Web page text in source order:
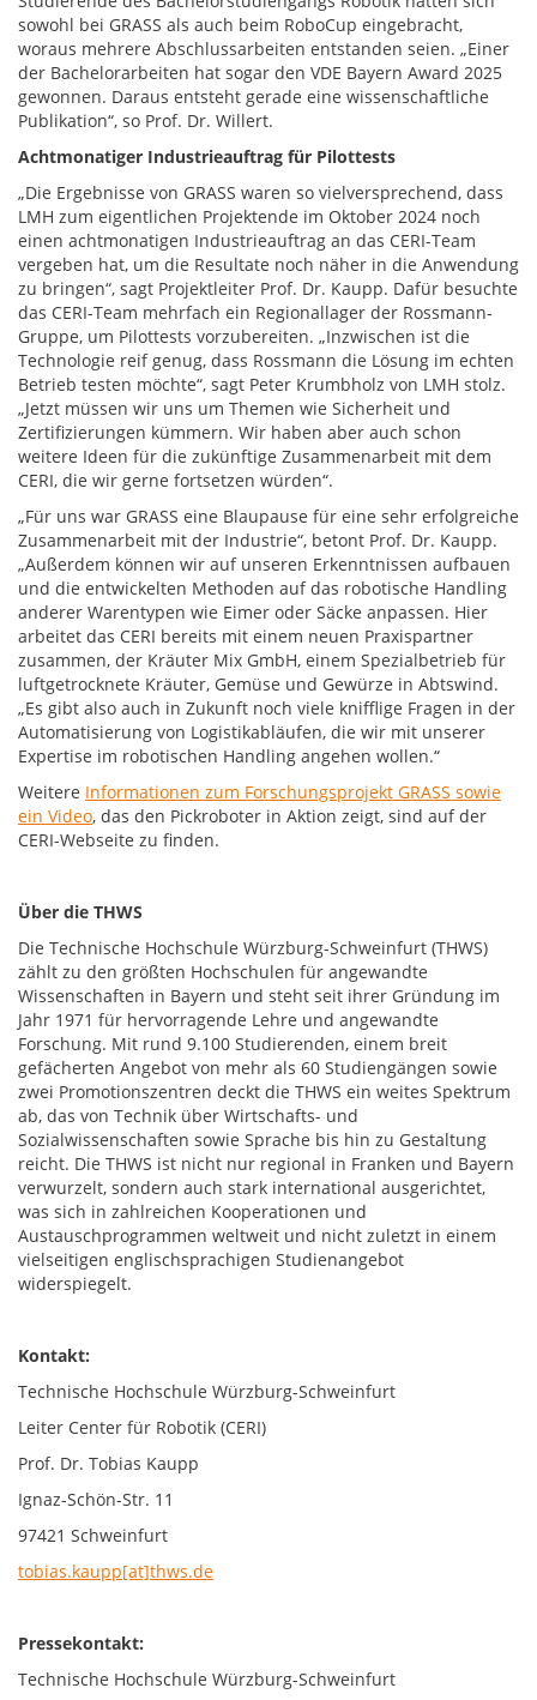
sowohl bei GRASS als auch beim RoboCup eingebracht,
woraus mehrere Abschlussarbeiten entstanden seien. „Einer
der Bachelorarbeiten hat sogar den VDE Bayern Award 2025
gewonnen. Daraus entsteht gerade eine wissenschaftliche
Publikation“, so Prof. Dr. Willert.
Achtmonatiger Industrieauftrag für Pilottests
„Die Ergebnisse von GRASS waren so vielversprechend, dass
LMH zum eigentlichen Projektende im Oktober 2024 noch
einen achtmonatigen Industrieauftrag an das CERI-Team
vergeben hat, um die Resultate noch näher in die Anwendung
zu bringen“, sagt Projektleiter Prof. Dr. Kaupp. Dafür besuchte
das CERI-Team mehrfach ein Regionallager der Rossmann-
Gruppe, um Pilottests vorzubereiten. „Inzwischen ist die
Technologie reif genug, dass Rossmann die Lösung im echten
Betrieb testen möchte“, sagt Peter Krumbholz von LMH stolz.
„Jetzt müssen wir uns um Themen wie Sicherheit und
Zertifizierungen kümmern. Wir haben aber auch schon
weitere Ideen für die zukünftige Zusammenarbeit mit dem
CERI, die wir gerne fortsetzen würden“.
„Für uns war GRASS eine Blaupause für eine sehr erfolgreiche
Zusammenarbeit mit der Industrie“, betont Prof. Dr. Kaupp.
„Außerdem können wir auf unseren Erkenntnissen aufbauen
und die entwickelten Methoden auf das robotische Handling
anderer Warentypen wie Eimer oder Säcke anpassen. Hier
arbeitet das CERI bereits mit einem neuen Praxispartner
zusammen, der Kräuter Mix GmbH, einem Spezialbetrieb für
luftgetrocknete Kräuter, Gemüse und Gewürze in Abtswind.
„Es gibt also auch in Zukunft noch viele knifflige Fragen in der
Automatisierung von Logistikabläufen, die wir mit unserer
Expertise im robotischen Handling angehen wollen.“
Weitere Informationen zum Forschungsprojekt GRASS sowie
ein Video, das den Pickroboter in Aktion zeigt, sind auf der
CERI-Webseite zu finden.
Über die THWS
Die Technische Hochschule Würzburg-Schweinfurt (THWS)
zählt zu den größten Hochschulen für angewandte
Wissenschaften in Bayern und steht seit ihrer Gründung im
Jahr 1971 für hervorragende Lehre und angewandte
Forschung. Mit rund 9.100 Studierenden, einem breit
gefächerten Angebot von mehr als 60 Studiengängen sowie
zwei Promotionszentren deckt die THWS ein weites Spektrum
ab, das von Technik über Wirtschafts- und
Sozialwissenschaften sowie Sprache bis hin zu Gestaltung
reicht. Die THWS ist nicht nur regional in Franken und Bayern
verwurzelt, sondern auch stark international ausgerichtet,
was sich in zahlreichen Kooperationen und
Austauschprogrammen weltweit und nicht zuletzt in einem
vielseitigen englischsprachigen Studienangebot
widerspiegelt.
Kontakt:
Technische Hochschule Würzburg-Schweinfurt
Leiter Center für Robotik (CERI)
Prof. Dr. Tobias Kaupp
Ignaz-Schön-Str. 11
97421 Schweinfurt
tobias.kaupp[at]thws.de
Pressekontakt:
Technische Hochschule Würzburg-Schweinfurt